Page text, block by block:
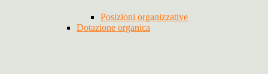
Posizioni organizzative
Dotazione organica